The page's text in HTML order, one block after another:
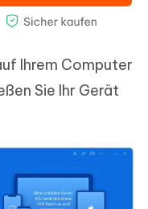
Ihrem Computer
Sie Ihr Gerät